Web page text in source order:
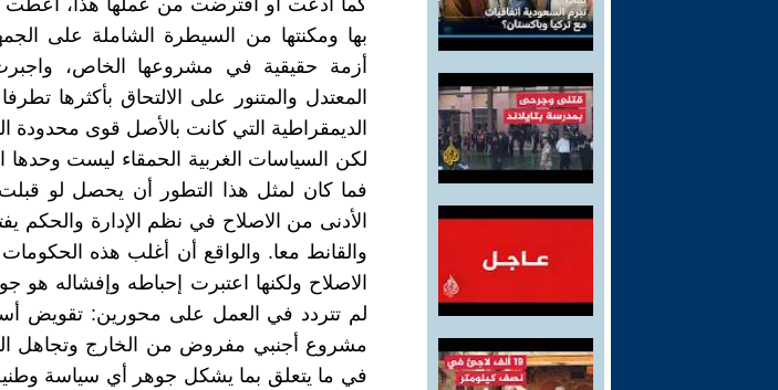
كما ادعت أو افترضت من عملها هذا، أعطت
بها ومكنتها من السيطرة الشاملة على
أزمة حقيقية في مشروعها الخاص،
المعتدل والمتنور على الالتحاق بأكثرها
الديمقراطية التي كانت بالأصل قوى محدودة
لكن السياسات الغربية الحمقاء ليست
فما كان لمثل هذا التطور أن يحصل لو قبلت
الأدنى من الاصلاح في نظم الإدارة والحكم
والقانط معا. والواقع أن أغلب هذه
الاصلاح ولكنها اعتبرت إحباطه وإفشاله
لم تتردد في العمل على محورين: تقويض
مشروع أجنبي مفروض من الخارج وتجاهل
في ما يتعلق بما يشكل جوهر أي سياسة